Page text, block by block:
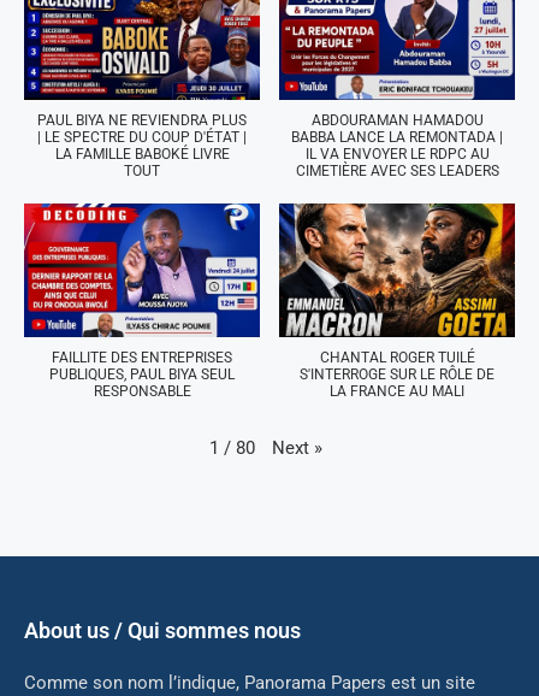
PAUL BIYA NE REVIENDRA PLUS
| LE SPECTRE DU COUP D'ÉTAT |
LA FAMILLE BABOKÉ LIVRE
TOUT
ABDOURAMAN HAMADOU
BABBA LANCE LA REMONTADA |
IL VA ENVOYER LE RDPC AU
CIMETIÈRE AVEC SES LEADERS
FAILLITE DES ENTREPRISES
PUBLIQUES, PAUL BIYA SEUL
RESPONSABLE
CHANTAL ROGER TUILÉ
S'INTERROGE SUR LE RÔLE DE
LA FRANCE AU MALI
1 / 80 Next »
About us / Qui sommes nous
Comme son nom l’indique, Panorama Papers est un site